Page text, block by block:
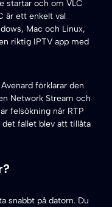
startar och om VLC
är ett enkelt val
Mac och Linux,
riktig IPTV app med
förklarar den
Network Stream och
felsökning när RTP
fallet blev att tillåta
snabbt på datorn. Du